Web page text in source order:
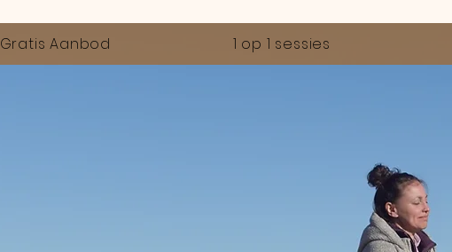
Gratis Aanbod 1 op 1 sessies